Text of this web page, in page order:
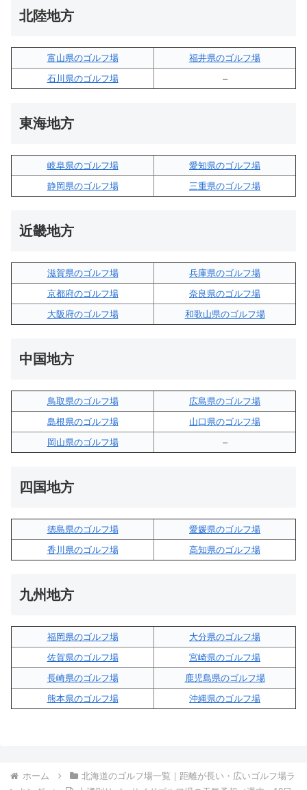
北陸地方
富山県のゴルフ場
福井県のゴルフ場
石川県のゴルフ場
–
東海地方
岐阜県のゴルフ場
愛知県のゴルフ場
静岡県のゴルフ場
三重県のゴルフ場
近畿地方
滋賀県のゴルフ場
兵庫県のゴルフ場
京都府のゴルフ場
奈良県のゴルフ場
大阪府のゴルフ場
和歌山県のゴルフ場
中国地方
鳥取県のゴルフ場
広島県のゴルフ場
島根県のゴルフ場
山口県のゴルフ場
岡山県のゴルフ場
–
四国地方
徳島県のゴルフ場
愛媛県のゴルフ場
香川県のゴルフ場
高知県のゴルフ場
九州地方
福岡県のゴルフ場
大分県のゴルフ場
佐賀県のゴルフ場
宮崎県のゴルフ場
長崎県のゴルフ場
鹿児島県のゴルフ場
熊本県のゴルフ場
沖縄県のゴルフ場
ホーム
北海道のゴルフ場一覧｜距離が長い・広いゴルフ場ラ